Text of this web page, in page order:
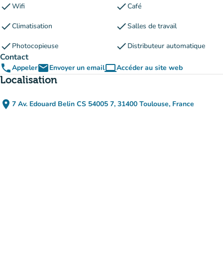
checkWifi checkCafé
checkClimatisation checkSalles de travail
check Photocopieuse check Distributeur automatique
Contact
phoneAppeleremailEnvoyer un emailcomputerAccéder au site web
(nouvel onglet)
Localisation
place 7 Av. Edouard Belin CS 54005 7, 31400 Toulouse, France
(ouvrir dans Google Maps)
(nouvel onglet)